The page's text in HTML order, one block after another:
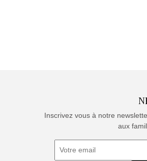
Inscrivez vous à notre
aux